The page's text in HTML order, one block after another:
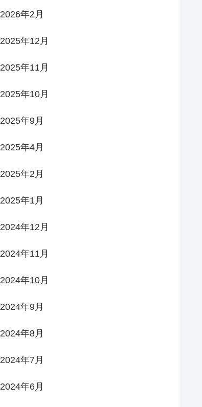
2026年2月
2025年12月
2025年11月
2025年10月
2025年9月
2025年4月
2025年2月
2025年1月
2024年12月
2024年11月
2024年10月
2024年9月
2024年8月
2024年7月
2024年6月